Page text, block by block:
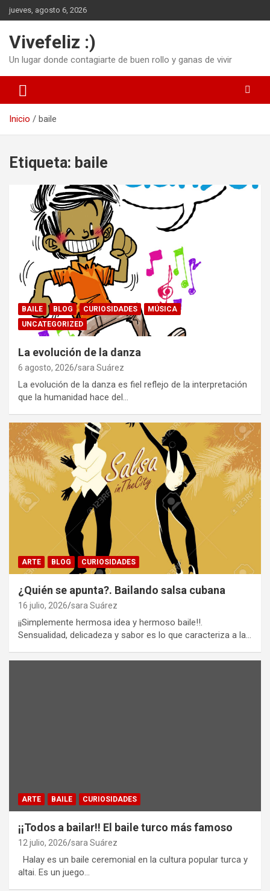
Saltar
al
jueves, agosto 6, 2026
Vivefeliz :)
Un lugar donde contagiarte de buen rollo y ganas de vivir
Inicio baile
Etiqueta: baile
BAILE BLOG CURIOSIDADES
MÚSICA
UNCATEGORIZED
La evolución de la danza
6 agosto, 2026 sara Suárez
La evolución de la danza es fiel reflejo de la interpretación
que la humanidad hace del…
ARTE BLOG CURIOSIDADES
¿Quién se apunta?. Bailando salsa cubana
16 julio, 2026 sara Suárez
¡¡Simplemente hermosa idea y hermoso baile!!.
Sensualidad, delicadeza y sabor es lo que caracteriza a la…
ARTE BAILE CURIOSIDADES
¡¡Todos a bailar!! El baile turco más famoso
12 julio, 2026 sara Suárez
Halay es un baile ceremonial en la cultura popular turca y
altai. Es un juego…